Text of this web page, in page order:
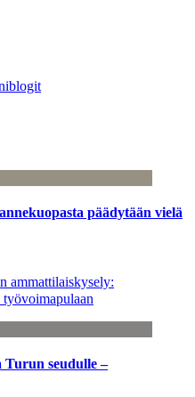
päädytään vielä
ammattilaiskysely:
työvoimapulaan
Turun seudulle –